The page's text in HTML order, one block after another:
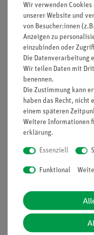
Kunden
für…
Artikel-Nr.: 12944-00
Cobra SMARTsense
Sensor zur Messung
des Blutdrucks 0 ...
300 mmHg
+ USB)
206,00 €
Wir verwenden Cookies
unserer Website und
von Besucher:innen
Anzeigen zu
einzubinden oder
Die Datenverarbeitung
Wir teilen Daten mit
benennen.
Die Zustimmung kann
haben das Recht,
einem späteren
Weitere Informationen
erklärung.
Essenziell
Funktional